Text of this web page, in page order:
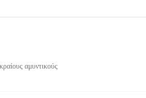
αμυντικούς